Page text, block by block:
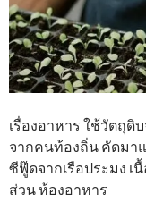
เรื่องอาหาร ใช้วัตถุดิ
จากคนท้องถิ่น คัดมา
ซีฟู๊ดจากเรือประมง
ส่วน ห้องอาหาร